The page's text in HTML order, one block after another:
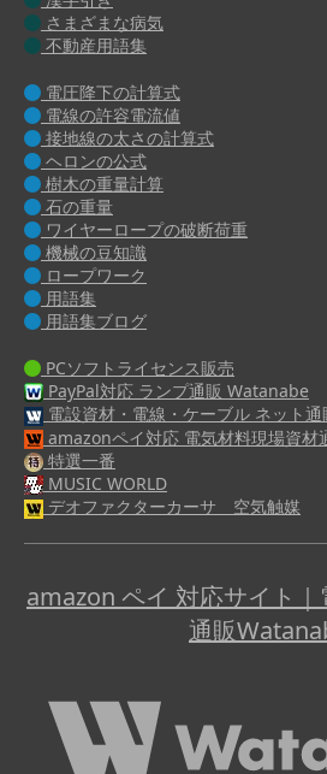
さまざまな病気
不動産用語集
電圧降下の計算式
電線の許容電流値
接地線の太さの計算式
ヘロンの公式
樹木の重量計算
石の重量
ワイヤーロープの破断荷重
機械の豆知識
ロープワーク
用語集
用語集ブログ
PCソフトライセンス販売
PayPal対応 ランプ通販 Watanabe
電設資材・電線・ケーブル ネット
amazonペイ対応 電気材料現場資材
特選一番
MUSIC WORLD
デオファクターカーサ 空気触媒
amazon ペイ 対応サイト
通販